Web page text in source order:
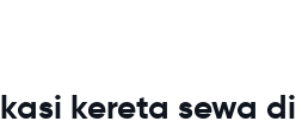
kereta sewa di